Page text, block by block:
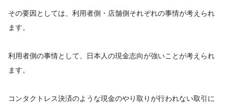
その要因としては、利用者側・店舗側それぞれの事情が考えられ
ます。
利用者側の事情として、日本人の現金志向が強いことが考えられ
ます。
コンタクトレス決済のような現金のやり取りが行われない取引に